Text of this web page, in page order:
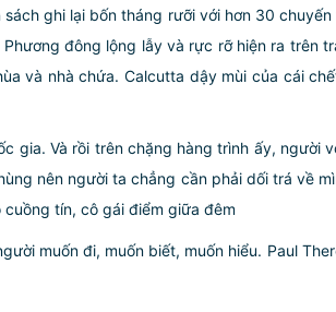
ghi lại bốn tháng rưỡi với hơn 30
đông lộng lẫy và rực rỡ hiện ra trên
và nhà chứa. Calcutta dậy mùi của cái
gia. Và rồi trên chặng hàng trình ấy, người
nên người ta chẳng cần phải dối trá về
tín, cô gái điểm giữa đêm
muốn đi, muốn biết, muốn hiểu. Paul